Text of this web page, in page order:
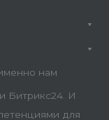
нам
Битрикс24. И
для